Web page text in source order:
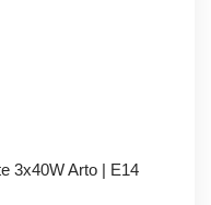
3x40W Arto | E14